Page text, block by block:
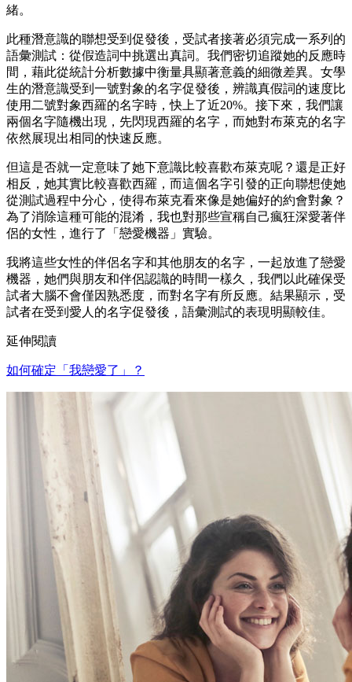
緒。
此種潛意識的聯想受到促發後，受試者接著必須完成一系列的
語彙測試：從假造詞中挑選出真詞。我們密切追蹤她的反應時
間，藉此從統計分析數據中衡量具顯著意義的細微差異。女學
生的潛意識受到一號對象的名字促發後，辨識真假詞的速度比
使用二號對象西羅的名字時，快上了近20%。接下來，我們讓
兩個名字隨機出現，先閃現西羅的名字，而她對布萊克的名字
依然展現出相同的快速反應。
但這是否就一定意味了她下意識比較喜歡布萊克呢？還是正好
相反，她其實比較喜歡西羅，而這個名字引發的正向聯想使她
從測試過程中分心，使得布萊克看來像是她偏好的約會對象？
為了消除這種可能的混淆，我也對那些宣稱自己瘋狂深愛著伴
侶的女性，進行了「戀愛機器」實驗。
我將這些女性的伴侶名字和其他朋友的名字，一起放進了戀愛
機器，她們與朋友和伴侶認識的時間一樣久，我們以此確保受
試者大腦不會僅因熟悉度，而對名字有所反應。結果顯示，受
試者在受到愛人的名字促發後，語彙測試的表現明顯較佳。
延伸閱讀
如何確定「我戀愛了」？